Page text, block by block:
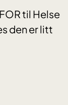
til Helse
den er litt